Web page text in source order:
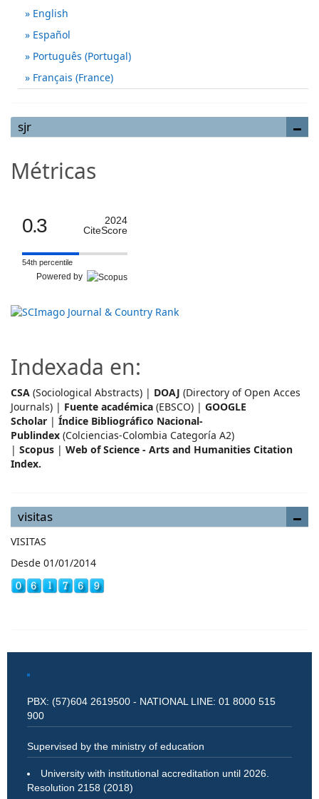
English
Español
Português (Portugal)
Français (France)
sjr
Métricas
0.3
2024
CiteScore
54th percentile
Powered by
Indexada en:
CSA (Sociological Abstracts) | DOAJ (Directory of Open Acces
Journals) | Fuente académica (EBSCO) | GOOGLE
Scholar | Índice Bibliográfico Nacional-
Publindex (Colciencias-Colombia Categoría A2)
| Scopus | Web of Science - Arts and Humanities Citation
Index.
visitas
VISITAS
Desde 01/01/2014
PBX: (57)604 2619500 - NATIONAL LINE: 01 8000 515
900
Supervised by the ministry of education
University with institutional accreditation until 2026.
Resolution 2158 (2018)